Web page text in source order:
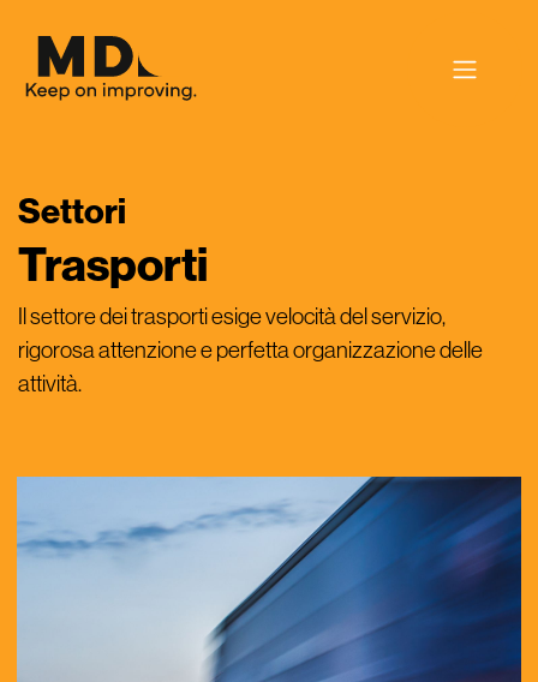
Settori
Improvement system
News & Storie di successo
Settori
Trasporti
Il settore dei trasporti esige velocità del servizio,
rigorosa attenzione e perfetta organizzazione delle
attività.